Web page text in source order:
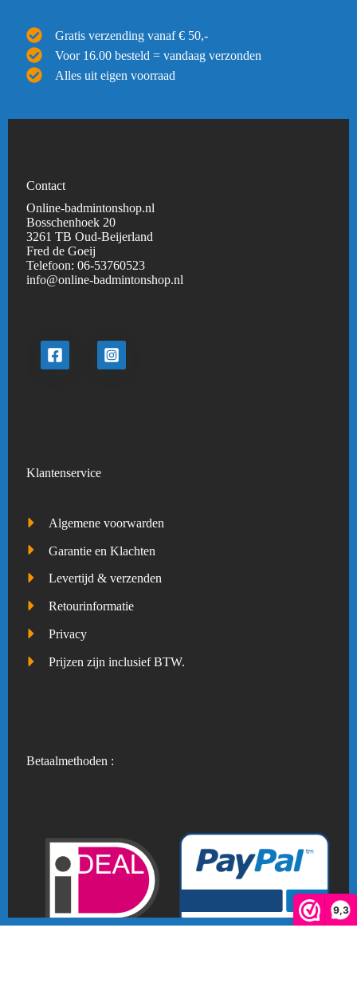
9,3
Gratis verzending vanaf € 50,-
Voor 16.00 besteld = vandaag verzonden
Alles uit eigen voorraad
Contact
Online-badmintonshop.nl
Bosschenhoek 20
3261 TB Oud-Beijerland
Fred de Goeij
Telefoon:06-53760523
info@online-badmintonshop.nl
Klantenservice
Algemene voorwarden
Garantie en Klachten
Levertijd & verzenden
Retourinformatie
Privacy
Prijzen zijn inclusief BTW.
Betaalmethoden :